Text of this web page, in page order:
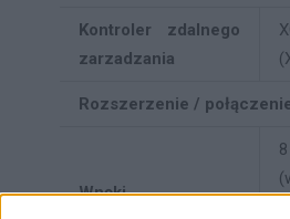
Kontroler zdalnego
zarzadzania
Rozszerzenie /
Wnęki